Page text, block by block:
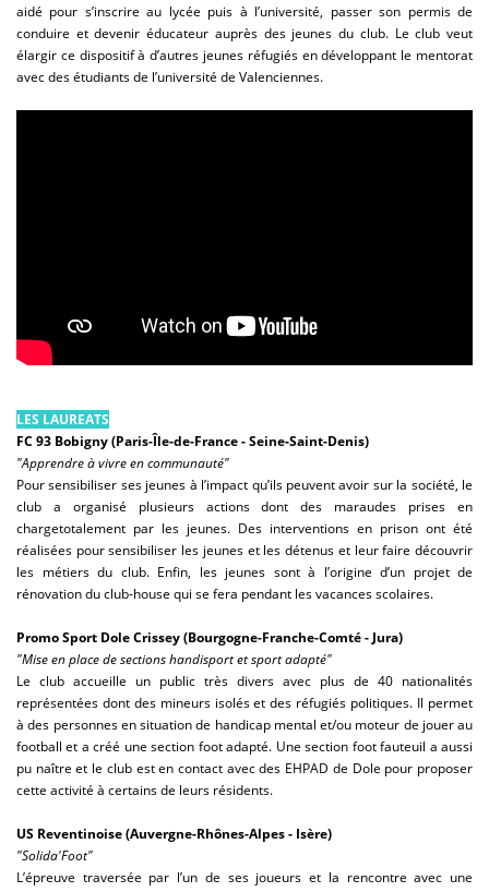
aidé pour s’inscrire au lycée puis à l’université, passer son permis de
conduire et devenir éducateur auprès des jeunes du club. Le club veut
élargir ce dispositif à d’autres jeunes réfugiés en développant le mentorat
avec des étudiants de l’université de Valenciennes.
LES LAUREATS
FC 93 Bobigny (Paris-Île-de-France - Seine-Saint-Denis)
"Apprendre à vivre en communauté"
Pour sensibiliser ses jeunes à l’impact qu’ils peuvent avoir sur la société, le
club a organisé plusieurs actions dont des maraudes prises en
chargetotalement par les jeunes. Des interventions en prison ont été
réalisées pour sensibiliser les jeunes et les détenus et leur faire découvrir
les métiers du club. Enfin, les jeunes sont à l’origine d’un projet de
rénovation du club-house qui se fera pendant les vacances scolaires.
Promo Sport Dole Crissey (Bourgogne-Franche-Comté - Jura)
"Mise en place de sections handisport et sport adapté"
Le club accueille un public très divers avec plus de 40 nationalités
représentées dont des mineurs isolés et des réfugiés politiques. Il permet
à des personnes en situation de handicap mental et/ou moteur de jouer au
football et a créé une section foot adapté. Une section foot fauteuil a aussi
pu naître et le club est en contact avec des EHPAD de Dole pour proposer
cette activité à certains de leurs résidents.
US Reventinoise(Auvergne-Rhônes-Alpes - Isère)
"Solida'Foot"
L’épreuve traversée par l’un de ses joueurs et la rencontre avec une